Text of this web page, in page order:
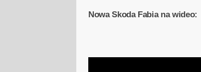
Nowa Skoda Fabia na wideo: